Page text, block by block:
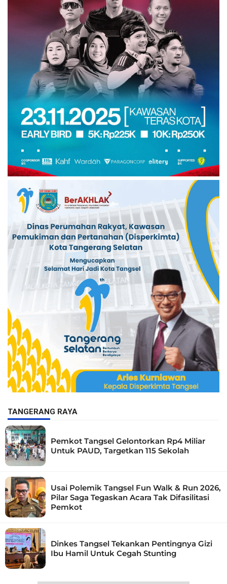
TANGERANG RAYA
Pemkot Tangsel Gelontorkan Rp4 Miliar
Untuk PAUD, Targetkan 115 Sekolah
Usai Polemik Tangsel Fun Walk & Run 2026,
Pilar Saga Tegaskan Acara Tak Difasilitasi
Pemkot
Dinkes Tangsel Tekankan Pentingnya Gizi
Ibu Hamil Untuk Cegah Stunting